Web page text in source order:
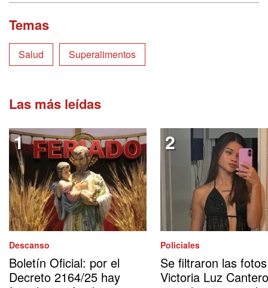
Temas
Salud Superalimentos
Las más leídas
Descanso
Boletín Oficial: por el
Decreto 2164/25 hay
Policiales
Se filtraron las
Victoria Luz Cantero